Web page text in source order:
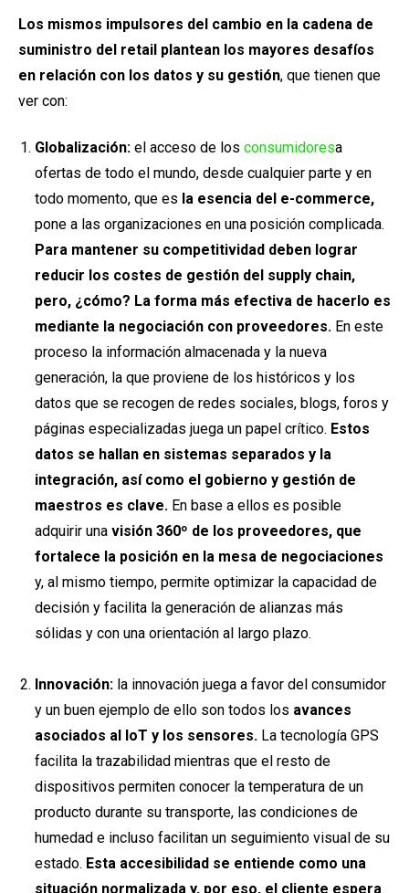
Los mismos impulsores del cambio en la cadena de
suministro del retail plantean los mayores desafíos
en relación con los datos y su gestión, que tienen que
ver con:
Globalización:el acceso de los consumidoresa
ofertas de todo el mundo, desde cualquier parte y en
todo momento, que es la esencia del e-commerce,
pone a las organizaciones en una posición complicada.
Para mantener su competitividad deben lograr
reducir los costes de gestión del supply chain,
pero, ¿cómo? La forma más efectiva de hacerlo es
mediante la negociación con proveedores. En este
proceso la información almacenada y la nueva
generación, la que proviene de los históricos y los
datos que se recogen de redes sociales, blogs, foros y
páginas especializadas juega un papel crítico. Estos
datos se hallan en sistemas separados y la
integración, así como el gobierno y gestión de
maestros es clave. En base a ellos es posible
adquirir unavisión 360º de los proveedores, que
fortalece la posición en la mesa de negociaciones
y, al mismo tiempo, permite optimizar la capacidad de
decisión y facilita la generación de alianzas más
sólidas y con una orientación al largo plazo.
Innovación:la innovación juega a favor del consumidor
y un buen ejemplo de ello son todos los avances
asociados al IoT y los sensores. La tecnología GPS
facilita la trazabilidad mientras que el resto de
dispositivos permiten conocer la temperatura de un
producto durante su transporte, las condiciones de
humedad e incluso facilitan un seguimiento visual de su
estado. Esta accesibilidad se entiende como una
situación normalizada y, por eso, el cliente espera